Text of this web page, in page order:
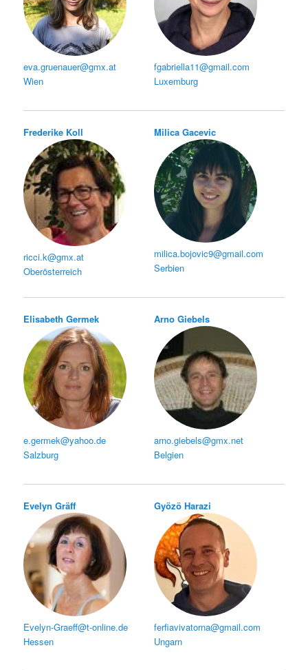
eva.gruenauer@gmx.at
Wien
fgabriella11@gmail.com
Luxemburg
Frederike Koll
ricci.k@gmx.at
Oberösterreich
Milica Gacevic
milica.bojovic9@gmail.com
Serbien
Elisabeth Germek
e.germek@yahoo.de
Salzburg
Arno Giebels
arno.giebels@gmx.net
Belgien
Evelyn Gräff
Evelyn-Graeff@t-online.de
Hessen
Gyözö Harazi
ferfiavivatorna@gmail.com
Ungarn